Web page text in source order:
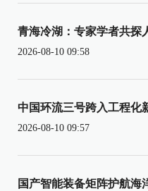
青海冷湖：专家学者共探
2026-08-10 09:58
中国环流三号跨入工程化
2026-08-10 09:57
国产智能装备矩阵护航海